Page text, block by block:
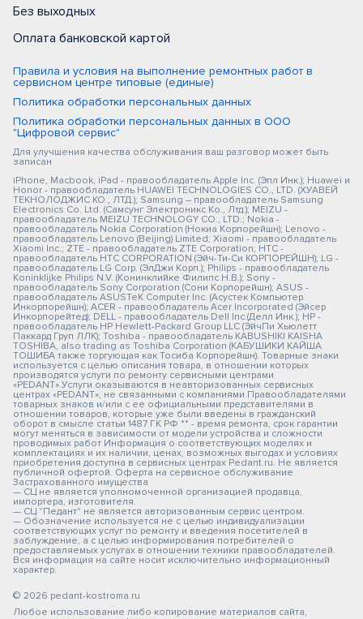
Без выходных
Оплата банковской картой
Правила и условия на выполнение ремонтных работ в
сервисном центре типовые (единые)
Политика обработки персональных данных
Политика обработки персональных данных в ООО
"Цифровой сервис"
Для улучшения качества обслуживания ваш разговор может быть
записан
iPhone, Macbook, iPad - правообладатель Apple Inc. (Эпл Инк.); Huawei и
Honor - правообладатель HUAWEI TECHNOLOGIES CO., LTD. (ХУАВЕЙ
ТЕКНОЛОДЖИС КО., ЛТД.); Samsung – правообладатель Samsung
Electronics Co. Ltd. (Самсунг Электроникс Ко., Лтд.); MEIZU -
правообладатель MEIZU TECHNOLOGY CO., LTD.; Nokia -
правообладатель Nokia Corporation (Нокиа Корпорейшн); Lenovo -
правообладатель Lenovo (Beijing) Limited; Xiaomi - правообладатель
Xiaomi Inc.; ZTE - правообладатель ZTE Corporation; HTC -
правообладатель HTC CORPORATION (Эйч-Ти-Си КОРПОРЕЙШН); LG -
правообладатель LG Corp. (ЭлДжи Корп.); Philips - правообладатель
Koninklijke Philips N.V. (Конинклийке Филипс Н.В.); Sony -
правообладатель Sony Corporation (Сони Корпорейшн); ASUS -
правообладатель ASUSTeK Computer Inc. (Асустек Компьютер
Инкорпорейшн); ACER - правообладатель Acer Incorporated (Эйсер
Инкорпорейтед); DELL - правообладатель Dell Inc.(Делл Инк.); HP -
правообладатель HP Hewlett-Packard Group LLC (ЭйчПи Хьюлетт
Паккард Груп ЛЛК); Toshiba - правообладатель KABUSHIKI KAISHA
TOSHIBA, also trading as Toshiba Corporation (КАБУШИКИ КАЙША
ТОШИБА также торгующая как Тосиба Корпорейшн). Товарные знаки
используется с целью описания товара, в отношении которых
производятся услуги по ремонту сервисными центрами
«PEDANT».Услуги оказываются в неавторизованных сервисных
центрах «PEDANT», не связанными с компаниями Правообладателями
товарных знаков и/или с ее официальными представителями в
отношении товаров, которые уже были введены в гражданский
оборот в смысле статьи 1487 ГК РФ ** - время ремонта, срок гарантии
могут меняться в зависимости от модели устройства и сложности
проводимых работ Информация о соответствующих моделях и
комплектациях и их наличии, ценах, возможных выгодах и условиях
приобретения доступна в сервисных центрах Pedant.ru. Не является
публичной офертой. Оферта на сервисное обслуживание
Застрахованного имущества
— СЦ не является уполномоченной организацией продавца,
импортера, изготовителя.
— СЦ "Педант" не является авторизованным сервис центром.
— Обозначение используется не с целью индивидуализации
соответствующих услуг по ремонту и введения посетителей в
заблуждение, а с целью информирования потребителей о
предоставляемых услугах в отношении техники правообладателей.
Вся информация на сайте носит исключительно информационный
характер.
© 2026 pedant-kostroma.ru
Любое использование либо копирование материалов сайта,